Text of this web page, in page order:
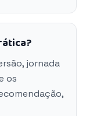
jornada
os